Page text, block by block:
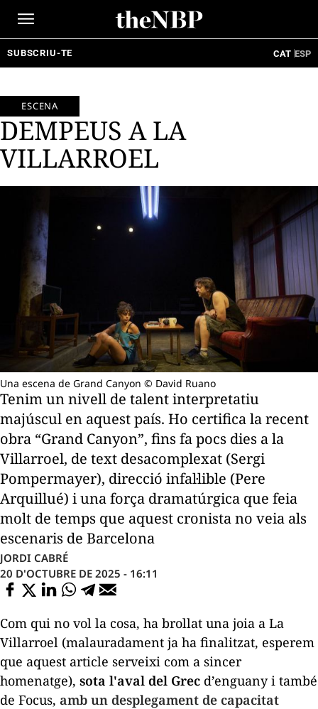
SUBSCRIU-TE CAT ESP
ESCENA
DEMPEUS A LA
VILLARROEL
Una escena de Grand Canyon © David Ruano
Tenim un nivell de talent interpretatiu
majúscul en aquest país. Ho certifica la recent
obra “Grand Canyon”, fins fa pocs dies a la
Villarroel, de text desacomplexat (Sergi
Pompermayer), direcció infal·lible (Pere
Arquillué) i una força dramatúrgica que feia
molt de temps que aquest cronista no veia als
escenaris de Barcelona
JORDI CABRÉ
20 D'OCTUBRE DE 2025 - 16:11
Com qui no vol la cosa, ha brollat una joia a La
Villarroel (malauradament ja ha finalitzat, esperem
que aquest article serveixi com a sincer
homenatge), sota l'aval del Grec d’enguany i també
de Focus, amb un desplegament de capacitat